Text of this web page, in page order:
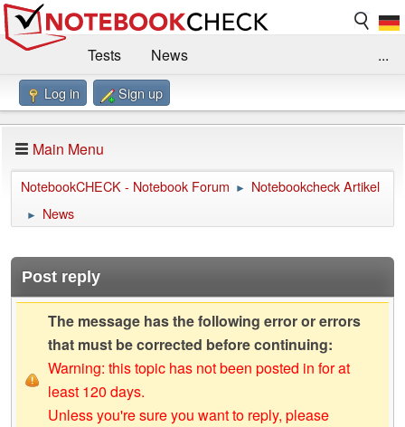
Tests
News
Benchmarks / Technik
Forum
Impressum
...
Log in Sign up
Main Menu
NotebookCHECK - Notebook Forum ► Notebookcheck Artikel
► News
Post reply
The message has the following error or errors
that must be corrected before continuing:
Warning: this topic has not been posted in for at
least 120 days.
Unless you're sure you want to reply, please